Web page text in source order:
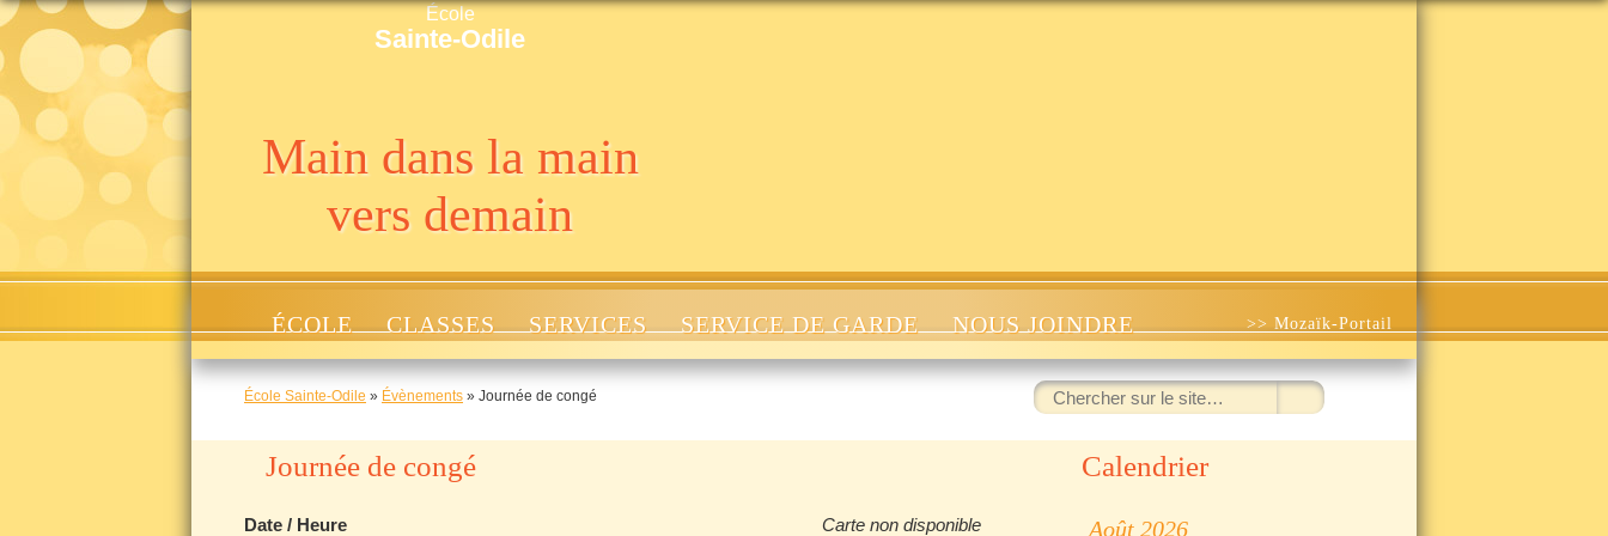
École
Sainte-Odile
Main dans la main
vers demain
ÉCOLE CLASSES SERVICES SERVICE DE GARDE NOUS JOINDRE >> Mozaïk-Portail
École Sainte-Odile » Évènements » Journée de congé
Rechercher
:
Journée de congé
Carte non disponible
Date / Heure
Calendrier
Août 2026